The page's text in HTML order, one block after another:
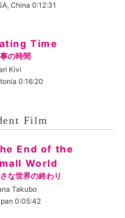
China 0:12:31
Time
の時間
Kivi
0:16:20
Film
End of the
World
な世界の終わり
Takubo
0:05:42